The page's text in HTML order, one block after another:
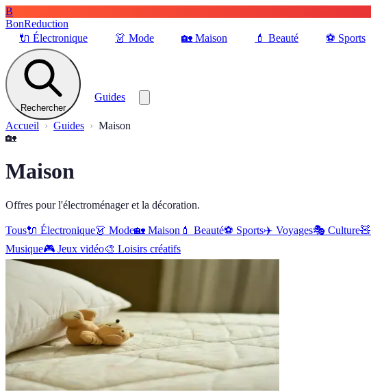
B
BonReduction
🔌 Électronique 👗 Mode 🏡 Maison 💄 Beauté ⚽️ Sports
Rechercher
Guides
Accueil Guides
Maison
🏡
Maison
Offres pour l'électroménager et la décoration.
Tous🔌 Électronique👗 Mode🏡 Maison 💄 Beauté⚽️ Sports✈️ Voyages🎭 Culture🧸
Musique🎮 Jeux vidéo🎨 Loisirs créatifs